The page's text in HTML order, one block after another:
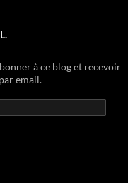
à ce blog et recevoir
email.